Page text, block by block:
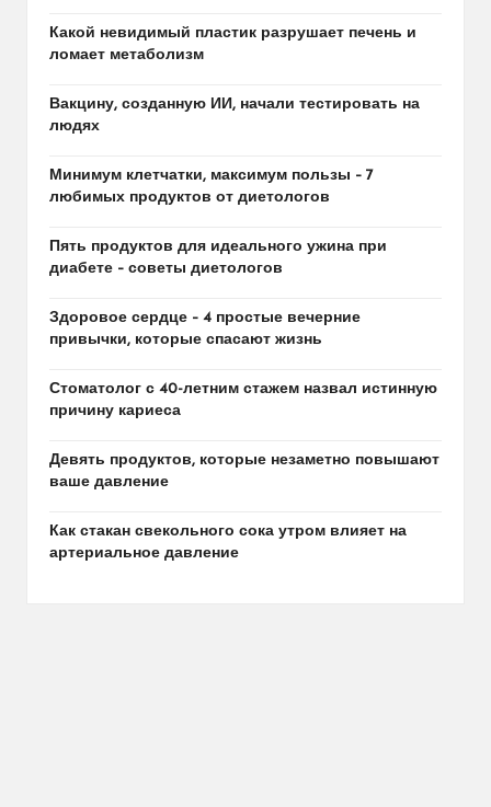
Какой невидимый пластик разрушает печень и
ломает метаболизм
Вакцину, созданную ИИ, начали тестировать на
людях
Минимум клетчатки, максимум пользы – 7
любимых продуктов от диетологов
Пять продуктов для идеального ужина при
диабете – советы диетологов
Здоровое сердце – 4 простые вечерние
привычки, которые спасают жизнь
Стоматолог с 40-летним стажем назвал истинную
причину кариеса
Девять продуктов, которые незаметно повышают
ваше давление
Как стакан свекольного сока утром влияет на
артериальное давление